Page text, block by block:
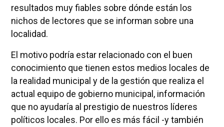
resultados muy fiables sobre dónde están los
nichos de lectores que se informan sobre una
localidad.
El motivo podría estar relacionado con el buen
conocimiento que tienen estos medios locales de
la realidad municipal y de la gestión que realiza el
actual equipo de gobierno municipal, información
que no ayudaría al prestigio de nuestros líderes
políticos locales. Por ello es más fácil -y también